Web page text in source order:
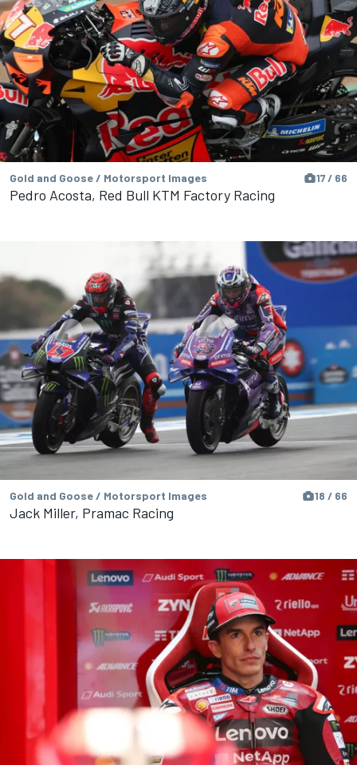
Gold and Goose / Motorsport Images 17 / 66
Pedro Acosta, Red Bull KTM Factory Racing
Gold and Goose / Motorsport Images 18 / 66
Jack Miller, Pramac Racing